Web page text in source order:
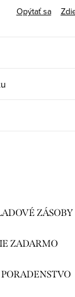
Opýtať sa
ZÁSOBY
ZADARMO